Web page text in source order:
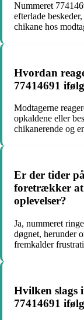
Nummeret
efterlade
chikane hos
Hvordan
77414691
Modtagerne
opkaldene eller
chikanerende og
Er der tider
foretrækker at
oplevelser?
Ja, nummeret
døgnet, herunder
fremkalder
Hvilken slags
77414691